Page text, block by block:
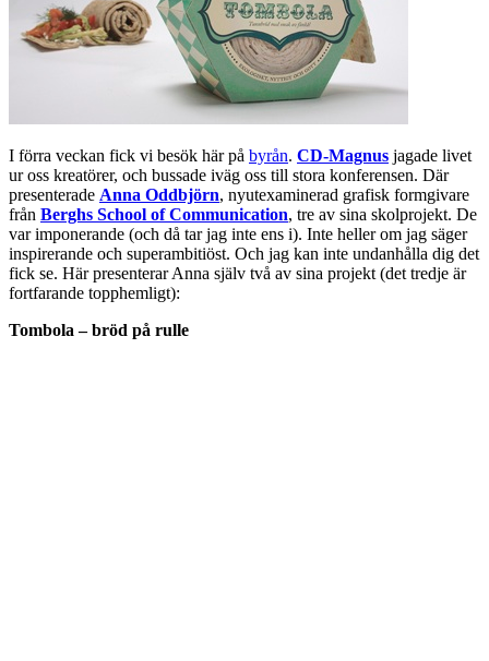
I förra veckan fick vi besök här på byrån. CD-Magnus jagade livet
ur oss kreatörer, och bussade iväg oss till stora konferensen. Där
presenterade Anna Oddbjörn, nyutexaminerad grafisk formgivare
från Berghs School of Communication, tre av sina skolprojekt. De
var imponerande (och då tar jag inte ens i). Inte heller om jag säger
inspirerande och superambitiöst. Och jag kan inte undanhålla dig det
fick se. Här presenterar Anna själv två av sina projekt (det tredje är
fortfarande topphemligt):
Tombola – bröd på rulle